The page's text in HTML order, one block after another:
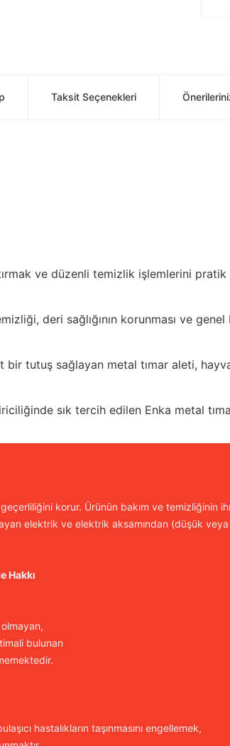
Taksit Seçenekleri
ve düzenli temizlik işlemlerini pratik
deri sağlığının korunması ve
bir tutuş sağlayan metal tımar aleti,
sık tercih edilen Enka metal
korur. Ürünün bakım ve temizliğinin
elektrik ve elektrik aksamından (düşük
Hakkı
olmayan,
bulunan
hastalıkların taşınmasını engellemek,